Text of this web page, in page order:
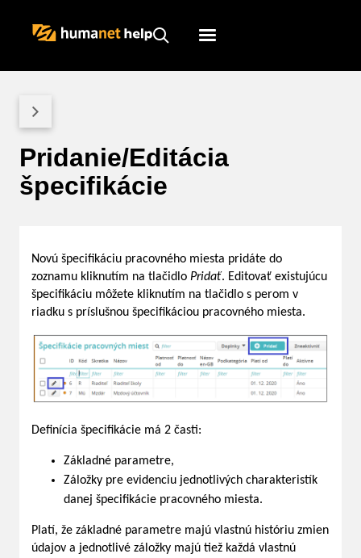
Humanet
Pridanie/Editácia
špecifikácie
Novú špecifikáciu pracovného miesta pridáte do
zoznamu kliknutím na tlačidlo Pridať. Editovať existujúcu
špecifikáciu môžete kliknutím na tlačidlo s perom v
riadku s príslušnou špecifikáciou pracovného miesta.
Definícia špecifikácie má 2 časti:
Základné parametre,
Záložky pre evidenciu jednotlivých charakteristík
danej špecifikácie pracovného miesta.
Platí, že základné parametre majú vlastnú históriu zmien
údajov a jednotlivé záložky majú tiež každá vlastnú